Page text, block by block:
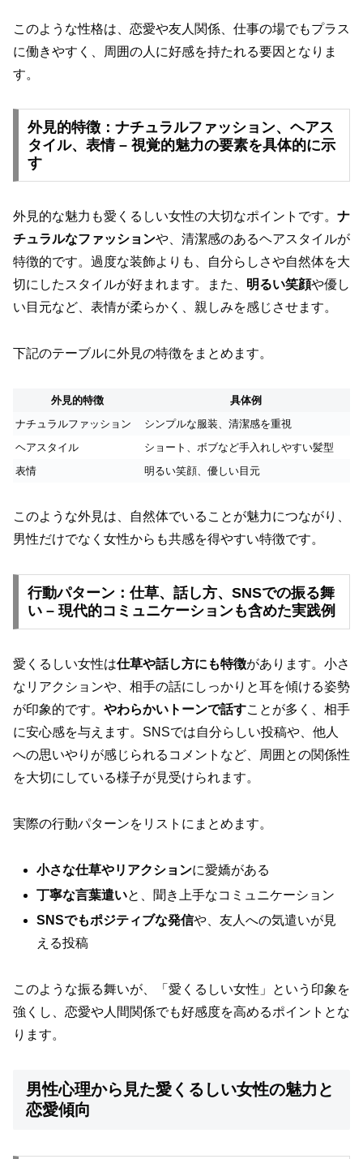
このような性格は、恋愛や友人関係、仕事の場でもプラス
に働きやすく、周囲の人に好感を持たれる要因となりま
す。
外見的特徴：ナチュラルファッション、ヘアス
タイル、表情 – 視覚的魅力の要素を具体的に示
す
外見的な魅力も愛くるしい女性の大切なポイントです。 ナ
チュラルなファッションや、清潔感のあるヘアスタイルが
特徴的です。過度な装飾よりも、自分らしさや自然体を大
切にしたスタイルが好まれます。また、 明るい笑顔や優し
い目元など、表情が柔らかく、親しみを感じさせます。
下記のテーブルに外見の特徴をまとめます。
外見的特徴
具体例
ナチュラルファッション
シンプルな服装、清潔感を重視
ヘアスタイル
ショート、ボブなど手入れしやすい髪型
表情
明るい笑顔、優しい目元
このような外見は、自然体でいることが魅力につながり、
男性だけでなく女性からも共感を得やすい特徴です。
行動パターン：仕草、話し方、SNSでの振る舞
い – 現代的コミュニケーションも含めた実践例
愛くるしい女性は仕草や話し方にも特徴があります。小さ
なリアクションや、相手の話にしっかりと耳を傾ける姿勢
が印象的です。 やわらかいトーンで話すことが多く、相手
に安心感を与えます。SNSでは自分らしい投稿や、他人
への思いやりが感じられるコメントなど、周囲との関係性
を大切にしている様子が見受けられます。
実際の行動パターンをリストにまとめます。
小さな仕草やリアクションに愛嬌がある
丁寧な言葉遣いと、聞き上手なコミュニケーション
SNSでもポジティブな発信や、友人への気遣いが見
える投稿
このような振る舞いが、「愛くるしい女性」という印象を
強くし、恋愛や人間関係でも好感度を高めるポイントとな
ります。
男性心理から見た愛くるしい女性の魅力と
恋愛傾向